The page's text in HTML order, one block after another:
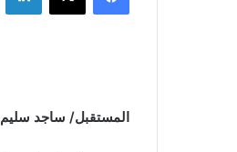
المستقبل/ ساجد سليم